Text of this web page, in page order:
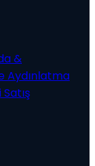
&
Aydınlatma